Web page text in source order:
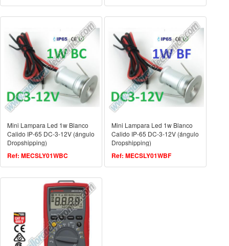
Mini Lampara Led 1w Blanco
Calido IP-65 DC-3-12V (ángulo
Dropshipping)
Ref: MECSLY01WBC
Mini Lampara Led 1w Blanco
Calido IP-65 DC-3-12V (ángulo
Dropshipping)
Ref: MECSLY01WBF